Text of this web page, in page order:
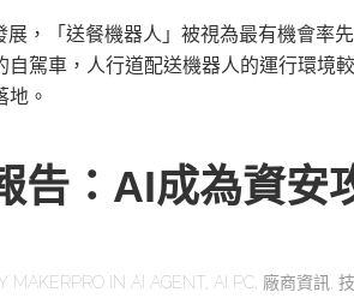
，「送餐機器人」被視為最有機會率
自駕車，人行道配送機器人的運行環境
地。
告：AI成為資安
MAKERPRO IN AI AGENT AI PC 廠商資訊